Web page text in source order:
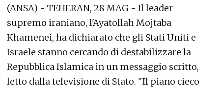
(ANSA) - TEHERAN, 28 MAG - Il leader
supremo iraniano, l'Ayatollah Mojtaba
Khamenei, ha dichiarato che gli Stati Uniti e
Israele stanno cercando di destabilizzare la
Repubblica Islamica in un messaggio scritto,
letto dalla televisione di Stato. "Il piano cieco